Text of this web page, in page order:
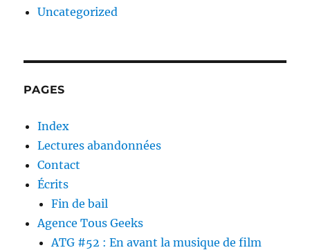
Uncategorized
PAGES
Index
Lectures abandonnées
Contact
Écrits
Fin de bail
Agence Tous Geeks
ATG #52 : En avant la musique de film